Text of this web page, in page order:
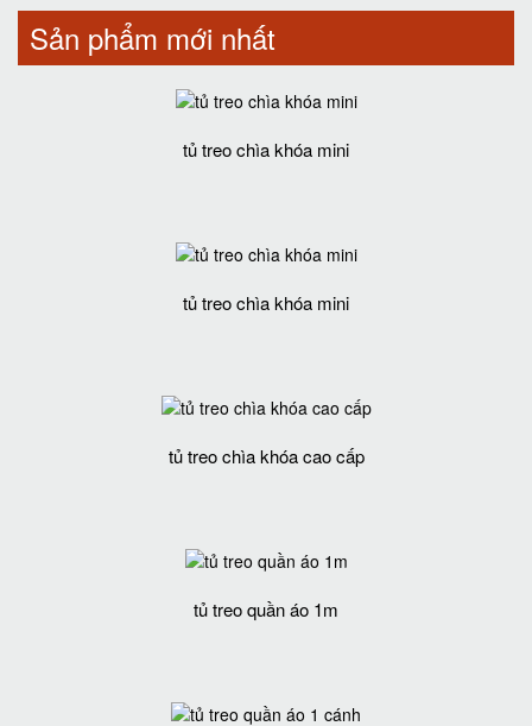
Sản phẩm mới nhất
tủ treo chìa khóa mini
tủ treo chìa khóa mini
tủ treo chìa khóa cao cấp
tủ treo quần áo 1m